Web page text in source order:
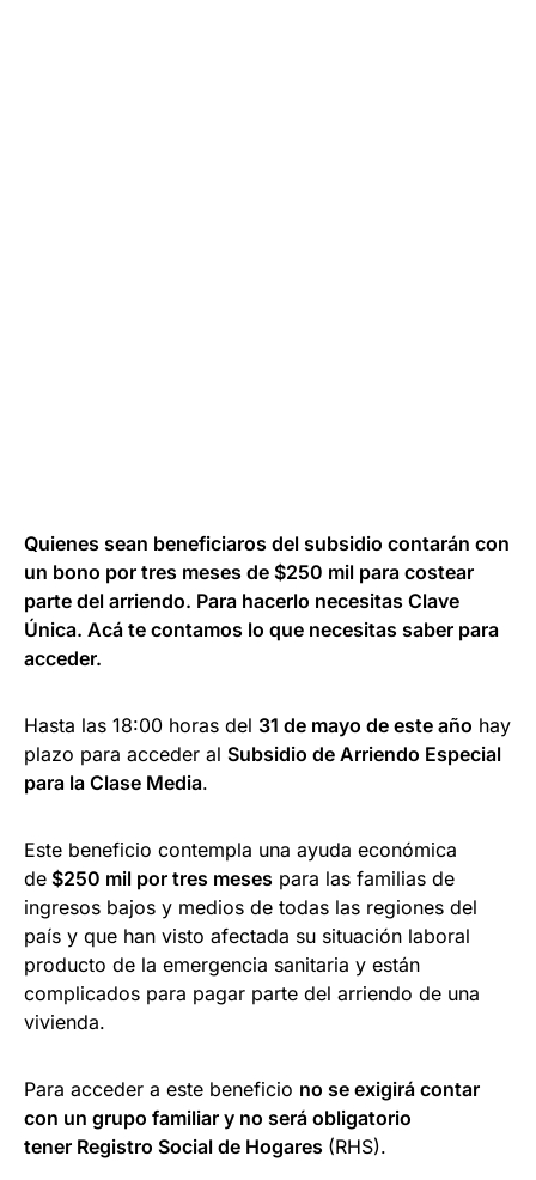
Quienes sean beneficiaros del subsidio contarán con
un bono por tres meses de $250 mil para costear
parte del arriendo. Para hacerlo necesitas Clave
Única. Acá te contamos lo que necesitas saber para
acceder.
Hasta las 18:00 horas del 31 de mayo de este año hay
plazo para acceder al Subsidio de Arriendo Especial
para la Clase Media.
Este beneficio contempla una ayuda económica
de $250 mil por tres meses para las familias de
ingresos bajos y medios de todas las regiones del
país y que han visto afectada su situación laboral
producto de la emergencia sanitaria y están
complicados para pagar parte del arriendo de una
vivienda.
Para acceder a este beneficio no se exigirá contar
con un grupo familiar y no será obligatorio
tener Registro Social de Hogares (RHS).